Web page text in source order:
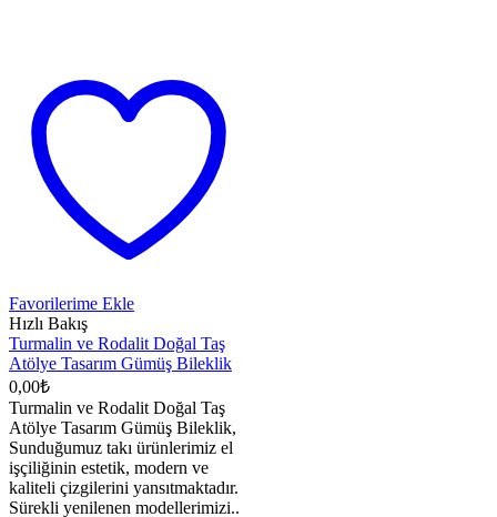
Favorilerime Ekle
Hızlı Bakış
Turmalin ve Rodalit Doğal Taş
Atölye Tasarım Gümüş Bileklik
0,00₺
Turmalin ve Rodalit Doğal Taş
Atölye Tasarım Gümüş Bileklik,
Sunduğumuz takı ürünlerimiz el
işçiliğinin estetik, modern ve
kaliteli çizgilerini yansıtmaktadır.
Sürekli yenilenen modellerimizi..